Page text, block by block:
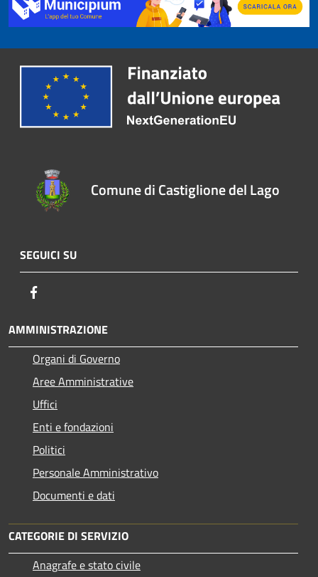
Comune di Castiglione del Lago
SEGUICI SU
AMMINISTRAZIONE
Organi di Governo
Aree Amministrative
Uffici
Enti e fondazioni
Politici
Personale Amministrativo
Documenti e dati
CATEGORIE DI SERVIZIO
Anagrafe e stato civile